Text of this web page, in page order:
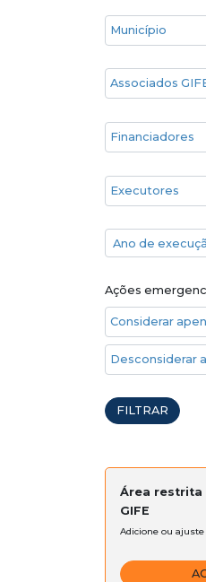
Cidade
Associados GIFE
Financiadores
Executores
Ano de execução
Ano de
Ações
Considerar
Desconsiderar
FILTRAR
Área restrita
GIFE
Adicione ou